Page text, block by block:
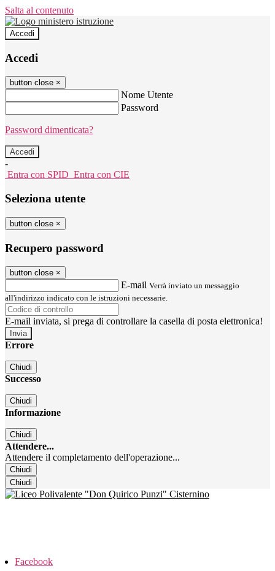
Salta al contenuto
Accedi
Accedi
button close ×
Nome Utente
Password
Password dimenticata?
-
Entra con SPID Entra con CIE
Seleziona utente
button close ×
Recupero password
button close ×
E-mail Verrà inviato un messaggio
all'indirizzo indicato con le istruzioni necessarie.
E-mail inviata, si prega di controllare la casella di posta elettronica!
Errore
Chiudi
Successo
Chiudi
Informazione
Chiudi
Attendere...
Attendere il completamento dell'operazione...
Chiudi
Chiudi
Facebook